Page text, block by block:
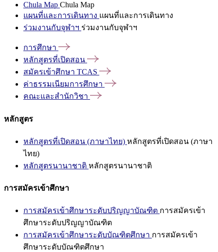
Chula Map Chula Map
แผนที่และการเดินทาง แผนที่และการเดินทาง
ร่วมงานกับจุฬาฯ ร่วมงานกับจุฬาฯ
การศึกษา
หลักสูตรที่เปิดสอน
สมัครเข้าศึกษา TCAS
ค่าธรรมเนียมการศึกษา
คณะและสำนักวิชา
หลักสูตร
หลักสูตรที่เปิดสอน (ภาษาไทย) หลักสูตรที่เปิดสอน (ภาษา
ไทย)
หลักสูตรนานาชาติ หลักสูตรนานาชาติ
การสมัครเข้าศึกษา
การสมัครเข้าศึกษาระดับปริญญาบัณฑิต การสมัครเข้า
ศึกษาระดับปริญญาบัณฑิต
การสมัครเข้าศึกษาระดับบัณฑิตศึกษา การสมัครเข้า
ศึกษาระดับบัณฑิตศึกษา